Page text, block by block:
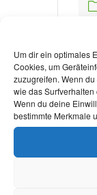
Um dir ein optimales
Cookies, um
zuzugreifen. Wenn
wie das
Wenn du deine
bestimmte Merkmale